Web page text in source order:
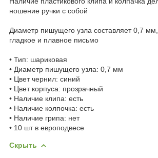
ношение ручки с собой
Диаметр пишущего узла составляет 0,7
гладкое и плавное письмо
• Тип: шариковая
• Диаметр пишущего узла: 0,7 мм
• Цвет чернил: синий
• Цвет корпуса: прозрачный
• Наличие клипа: есть
• Наличие колпочка: есть
• Наличие грипа: нет
• 10 шт в европодвесе
Скрыть